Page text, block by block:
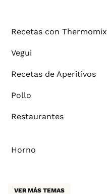
Recetas con Thermomix
Vegui
Recetas de Aperitivos
Pollo
Restaurantes
Horno
VER MÁS TEMAS